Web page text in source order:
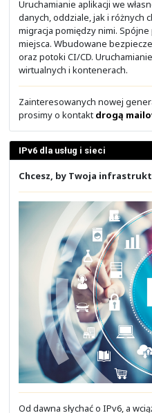
- DHCP
- Syslog
- NetFlow
Moduł 5: Telefonia IP
Solidny Partner firmy
Stoisz przed
Niezadowolony z
produktu czy